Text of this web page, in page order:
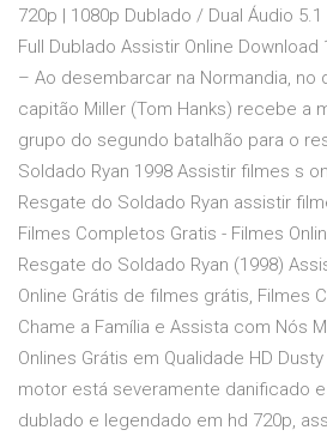
720p | 1080p Dublado / Dual Áudio
Full Dublado Assistir Online Download
– Ao desembarcar na Normandia, no
capitão Miller (Tom Hanks) recebe a
grupo do segundo batalhão para o
Soldado Ryan 1998 Assistir filmes s
Resgate do Soldado Ryan assistir
Filmes Completos Gratis - Filmes
Resgate do Soldado Ryan (1998)
Online Grátis de filmes grátis, Filmes
Chame a Família e Assista com Nós
Onlines Grátis em Qualidade HD
motor está severamente danificado
dublado e legendado em hd 720p,